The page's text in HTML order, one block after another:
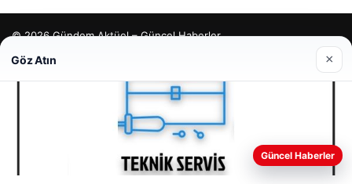
© 2026 Gündem Aktüel – Güncel Haberler
Web sitemizi nasıl kullandığınızı daha iyi anlayabilmek,
deneyiminizi kişiselleştirmek ve geliştirmek amacıyla çerezler
Göz Atın ×
Güncel Haberler